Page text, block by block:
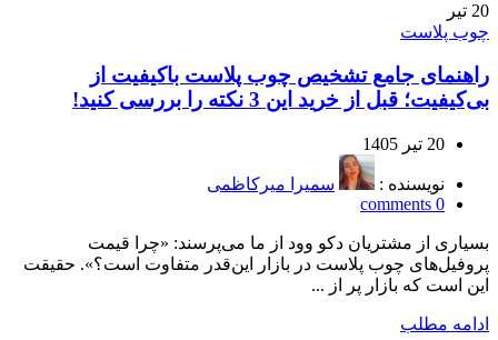
20 تیر
چوب پلاست
راهنمای جامع تشخیص چوب پلاست باکیفیت از
بی‌کیفیت؛ قبل از خرید این 3 نکته را بررسی کنید!
20 تیر 1405
نویسنده :
سمیرا میرکاظمی
0
comments
بسیاری از مشتریان دکو وود از ما می‌پرسند: «چرا قیمت
پروفیل‌های چوب پلاست در بازار این‌قدر متفاوت است؟». حقیقت
این است که بازار پر از ...
ادامه مطلب